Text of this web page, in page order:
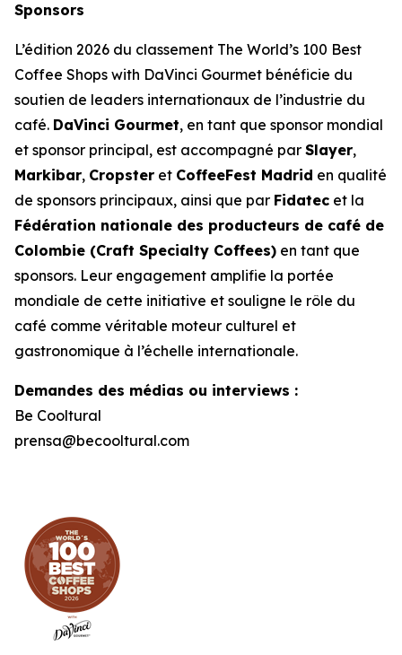
Sponsors
L’édition 2026 du classement The World’s 100 Best
Coffee Shops with DaVinci Gourmet bénéficie du
soutien de leaders internationaux de l’industrie du
café. DaVinci Gourmet, en tant que sponsor mondial
et sponsor principal, est accompagné par Slayer,
Markibar, Cropster et CoffeeFest Madrid en qualité
de sponsors principaux, ainsi que par Fidatec et la
Fédération nationale des producteurs de café de
Colombie (Craft Specialty Coffees) en tant que
sponsors. Leur engagement amplifie la portée
mondiale de cette initiative et souligne le rôle du
café comme véritable moteur culturel et
gastronomique à l’échelle internationale.
Demandes des médias ou interviews :
Be Cooltural
prensa@becooltural.com